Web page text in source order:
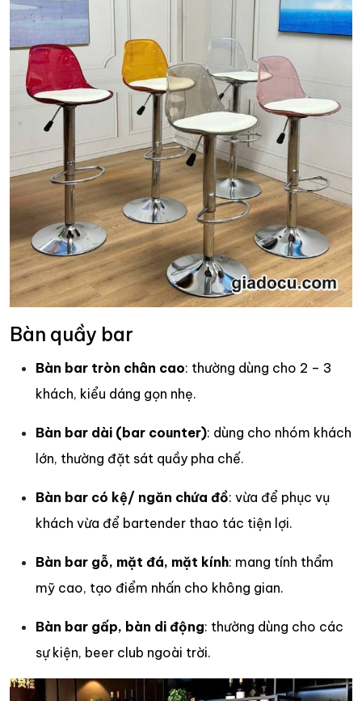
Bàn quầy bar
Bàn bar tròn chân cao: thường dùng cho 2 – 3
khách, kiểu dáng gọn nhẹ.
Bàn bar dài (bar counter): dùng cho nhóm khách
lớn, thường đặt sát quầy pha chế.
Bàn bar có kệ/ ngăn chứa đồ: vừa để phục vụ
khách vừa để bartender thao tác tiện lợi.
Bàn bar gỗ, mặt đá, mặt kính: mang tính thẩm
mỹ cao, tạo điểm nhấn cho không gian.
Bàn bar gấp, bàn di động: thường dùng cho các
sự kiện, beer club ngoài trời.